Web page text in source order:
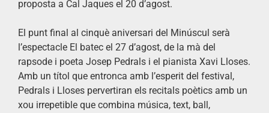
proposta a Cal Jaques el 20 d’agost.
El punt final al cinquè aniversari del Minúscul serà
l’espectacle El batec el 27 d’agost, de la mà del
rapsode i poeta Josep Pedrals i el pianista Xavi Lloses.
Amb un títol que entronca amb l’esperit del festival,
Pedrals i Lloses pervertiran els recitals poètics amb un
xou irrepetible que combina música, text, ball,